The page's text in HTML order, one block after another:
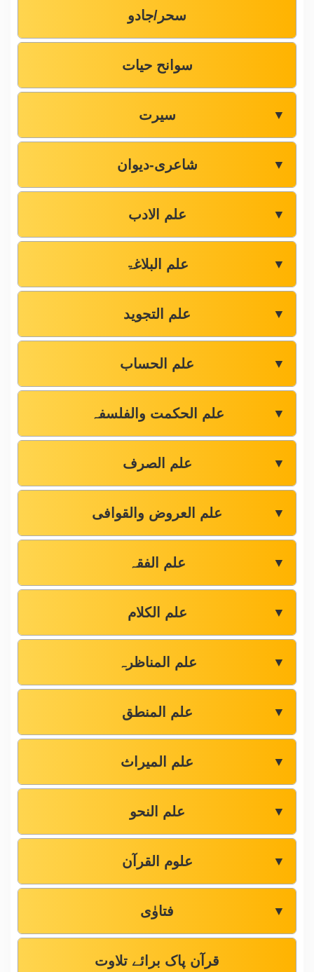
سحر/جادو
سوانح حیات
سیرت ▼
شاعری-دیوان ▼
علم الادب ▼
علم البلاغۃ ▼
علم التجوید ▼
علم الحساب ▼
علم الحکمت والفلسفہ ▼
علم الصرف ▼
علم العروض والقوافی ▼
علم الفقہ ▼
علم الکلام ▼
علم المناظرہ ▼
علم المنطق ▼
علم المیراث ▼
علم النحو ▼
علوم القرآن ▼
فتاوٰی ▼
قرآن پاک برائے تلاوت